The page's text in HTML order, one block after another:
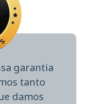
garantia
tanto
damos